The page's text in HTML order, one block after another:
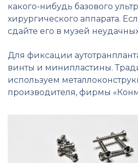
какого-нибудь базового
хирургического аппарата.
сдайте его в музей
Для фиксации
винты и минипластины.
используем
производителя, фирмы